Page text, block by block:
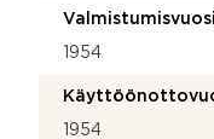
1954
1954